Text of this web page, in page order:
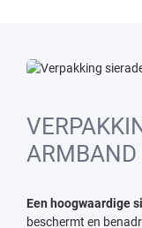
ARMBAND
Een hoogwaardige
beschermt en